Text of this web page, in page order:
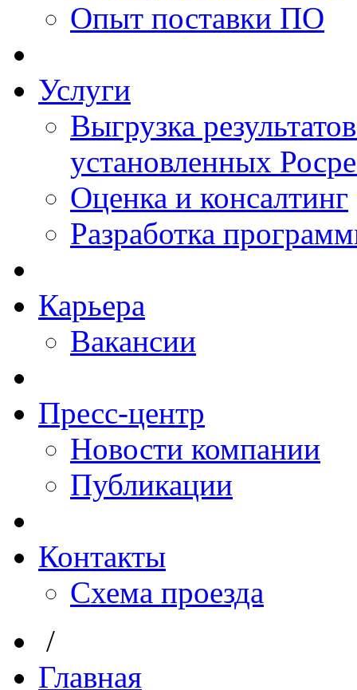
Опыт поставки ПО
Услуги
Выгрузка
установленных
Оценка и консалтинг
Разработка
Карьера
Вакансии
Пресс-центр
Новости компании
Публикации
Контакты
Схема проезда
/
Главная